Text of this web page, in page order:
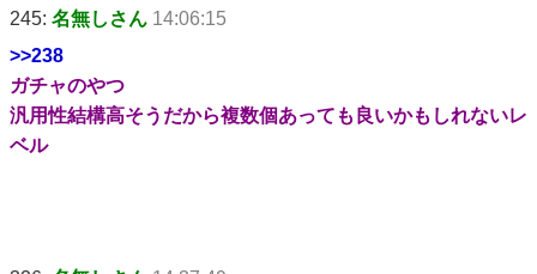
245: 名無しさん 14:06:15
>>238
ガチャのやつ
汎用性結構高そうだから複数個あっても良いかもしれないレ
ベル